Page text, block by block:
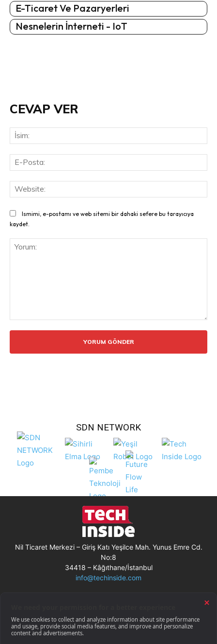
E-Ticaret Ve Pazaryerleri
Nesnelerin İnterneti - IoT
CEVAP VER
Ismimi, e-postamı ve web sitemi bir dahaki sefere bu tarayıcıya
kaydet.
SDN NETWORK
Nil Ticaret Merkezi – Giriş Katı Yeşilce Mah. Yunus Emre Cd.
No:8
34418 – Kâğıthane/İstanbul
info@techinside.com
Gizlilik Bildirimi
RSS